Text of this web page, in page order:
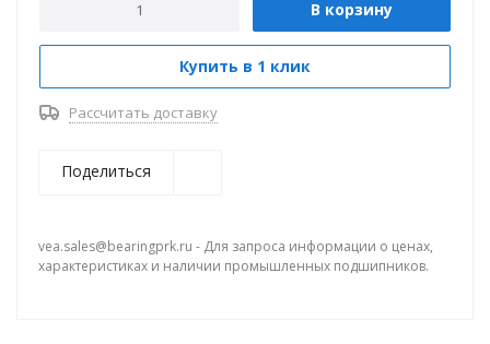
В корзину
Купить в 1 клик
Рассчитать доставку
Поделиться
vea.sales@bearingprk.ru - Для запроса информации о ценах,
характеристиках и наличии промышленных подшипников.